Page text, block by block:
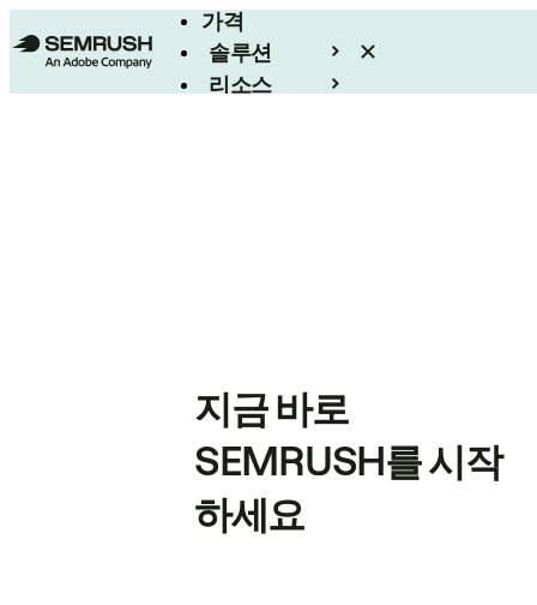
가격
솔루션
리소스
지금 바로
SEMRUSH를 시작
하세요